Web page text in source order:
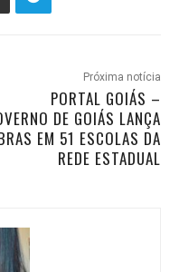
Próxima notícia
PORTAL GOIÁS –
DE GOIÁS LANÇA
EM 51 ESCOLAS DA
REDE ESTADUAL